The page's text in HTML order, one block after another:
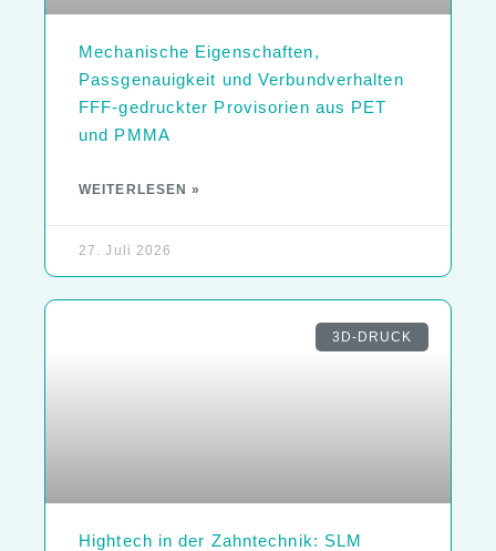
Mechanische Eigenschaften,
Passgenauigkeit und Verbundverhalten
FFF-gedruckter Provisorien aus PET
und PMMA
WEITERLESEN »
27. Juli 2026
3D-DRUCK
Hightech in der Zahntechnik: SLM